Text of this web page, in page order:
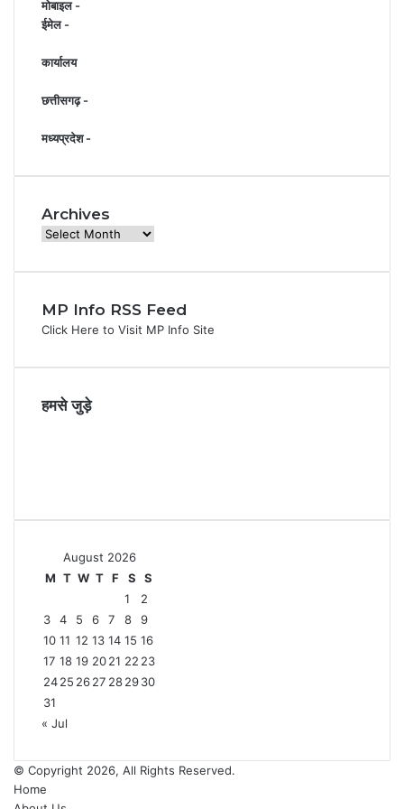
a
m
मोबाइल -
ईमेल -
कार्यालय
छत्तीसगढ़ -
मध्यप्रदेश -
Archives
Archives
MP Info RSS Feed
Click Here to Visit MP Info Site
हमसे जुड़े
August 2026
M T W T F S
S
1
2
3
4 5 6 7 8
9
10 11 12 13 14 15 16
17 18 19 2021 22 23
2425 2627 282930
31
« Jul
© Copyright 2026, All Rights Reserved.
Home